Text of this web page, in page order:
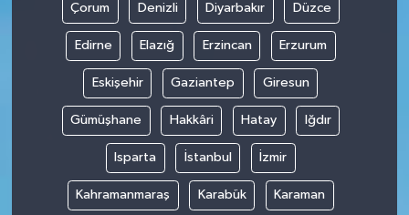
Çorum Denizli Diyarbakır Düzce
Edirne Elazığ Erzincan Erzurum
Eskişehir Gaziantep Giresun
Gümüşhane Hakkâri Hatay Iğdır
Isparta İstanbul İzmir
Kahramanmaraş Karabük Karaman